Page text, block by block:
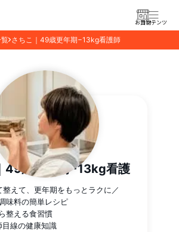
お買物
コンテンツ
さちこ｜49歳更年期−13kg看護師
49歳更年期−13kg看護
整えて、更年期をもっとラクに／
料の簡単レシピ
える食習慣
線の健康知識